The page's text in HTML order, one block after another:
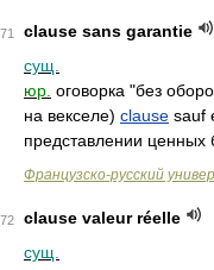
71
clause sans garantie
сущ.
юр. оговорка "без
на векселе) clause sauf
представлении ценных
Французско-русский
72
clause valeur réelle
сущ.